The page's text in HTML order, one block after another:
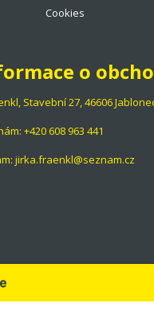
Cookies
o
Stavební 27, 46606
+420 608 963 441
jirka.fraenkl@seznam.cz